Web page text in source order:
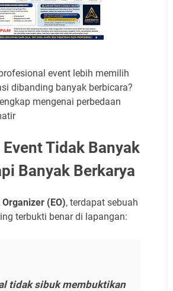
event lebih memilih
dibanding banyak berbicara?
mengenai perbedaan
Tidak Banyak
Banyak Berkarya
Organizer (EO), terdapat sebuah
terbukti benar di lapangan:
tidak sibuk membuktikan